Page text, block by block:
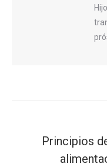
publicaciones
Principios